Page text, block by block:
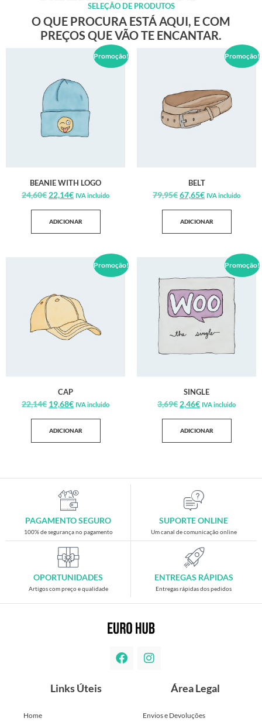
SELEÇÃO DE PRODUTOS
O QUE PROCURA ESTÁ AQUI, E COM
PREÇOS QUE VÃO TE ENCANTAR.
Promoção!
BEANIE WITH LOGO
24,60€ 22,14€ IVA incluido
ADICIONAR
Promoção!
BELT
79,95€67,65€ IVA incluido
ADICIONAR
Promoção!
CAP
22,14€ 19,68€ IVA incluido
ADICIONAR
Promoção!
SINGLE
3,69€ 2,46€ IVA incluido
ADICIONAR
PAGAMENTO SEGURO
100% de segurança no pagamento
SUPORTE ONLINE
Um canal de comunicação online
OPORTUNIDADES
Artigos com preço e qualidade
ENTREGAS RÁPIDAS
Entregas rápidas dos pedidos
Links Úteis
Home
Área Legal
Envios e Devoluções